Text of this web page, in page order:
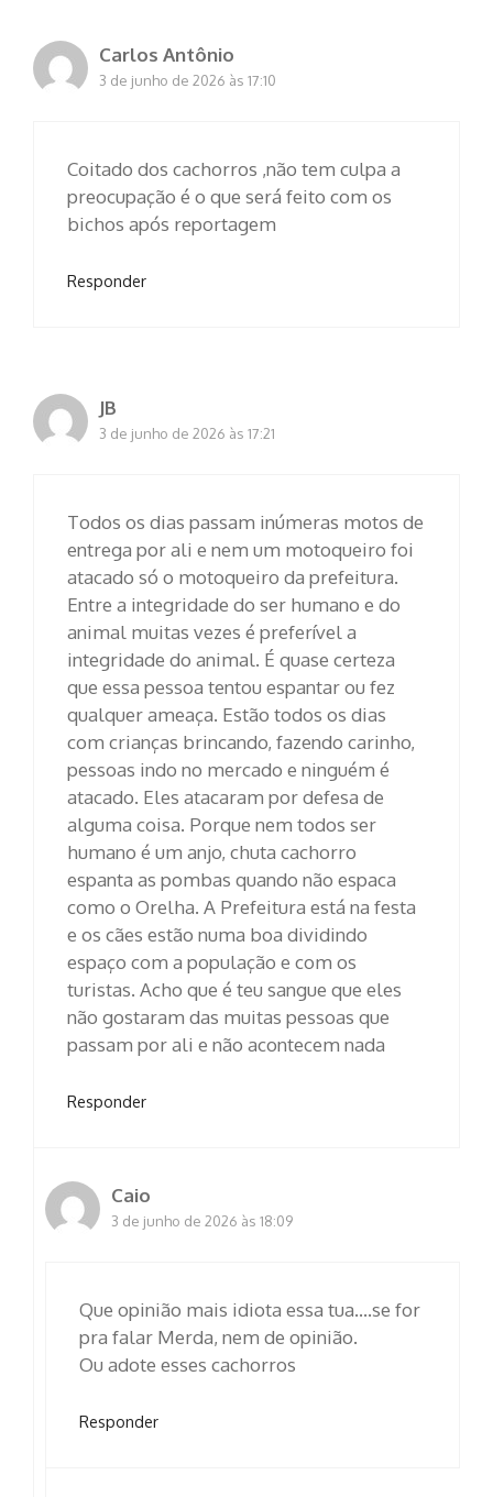
Carlos Antônio
3 de junho de 2026 às 17:10
Coitado dos cachorros ,não tem culpa a
preocupação é o que será feito com os
bichos após reportagem
Responder
JB
3 de junho de 2026 às 17:21
Todos os dias passam inúmeras motos de
entrega por ali e nem um motoqueiro foi
atacado só o motoqueiro da prefeitura.
Entre a integridade do ser humano e do
animal muitas vezes é preferível a
integridade do animal. É quase certeza
que essa pessoa tentou espantar ou fez
qualquer ameaça. Estão todos os dias
com crianças brincando, fazendo carinho,
pessoas indo no mercado e ninguém é
atacado. Eles atacaram por defesa de
alguma coisa. Porque nem todos ser
humano é um anjo, chuta cachorro
espanta as pombas quando não espaca
como o Orelha. A Prefeitura está na festa
e os cães estão numa boa dividindo
espaço com a população e com os
turistas. Acho que é teu sangue que eles
não gostaram das muitas pessoas que
passam por ali e não acontecem nada
Responder
Caio
3 de junho de 2026 às 18:09
Que opinião mais idiota essa tua….se for
pra falar Merda, nem de opinião.
Ou adote esses cachorros
Responder